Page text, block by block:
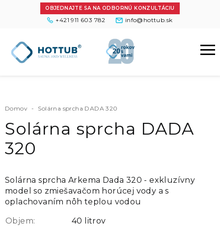
OBJEDNAJTE SA NA ODBORNÚ KONZULTÁCIU
+421 911 603 782 info@hottub.sk
Domov - Solárna sprcha DADA 320
Solárna sprcha DADA
320
Solárna sprcha Arkema Dada 320 - exkluzívny
model so zmiešavačom horúcej vody a s
oplachovaním nôh teplou vodou
Objem:
40 litrov